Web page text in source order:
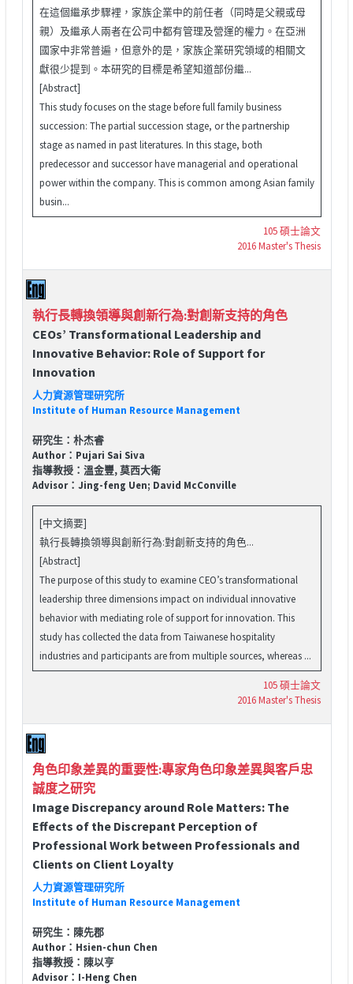
在這個繼承步驟裡，家族企業中的前任者（同時是父親或母
親）及繼承人兩者在公司中都有管理及營運的權力。在亞洲
國家中非常普遍，但意外的是，家族企業研究領域的相關文
獻很少提到。本研究的目標是希望知道部份繼...
[Abstract]
This study focuses on the stage before full family business
succession: The partial succession stage, or the partnership
stage as named in past literatures. In this stage, both
predecessor and successor have managerial and operational
power within the company. This is common among Asian family
busin...
105 碩士論文
2016 Master's Thesis
執行長轉換領導與創新行為:對創新支持的角色
CEOs’ Transformational Leadership and
Innovative Behavior: Role of Support for
Innovation
人力資源管理研究所
Institute of Human Resource Management
研究生：朴杰睿
Author：Pujari Sai Siva
指導教授：溫金豐, 莫西大衛
Advisor：Jing-feng Uen; David McConville
[中文摘要]
執行長轉換領導與創新行為:對創新支持的角色...
[Abstract]
The purpose of this study to examine CEO’s transformational
leadership three dimensions impact on individual innovative
behavior with mediating role of support for innovation. This
study has collected the data from Taiwanese hospitality
industries and participants are from multiple sources, whereas ...
105 碩士論文
2016 Master's Thesis
角色印象差異的重要性:專家角色印象差異與客戶忠
誠度之研究
Image Discrepancy around Role Matters: The
Effects of the Discrepant Perception of
Professional Work between Professionals and
Clients on Client Loyalty
人力資源管理研究所
Institute of Human Resource Management
研究生：陳先郡
Author：Hsien-chun Chen
指導教授：陳以亨
Advisor：I-Heng Chen